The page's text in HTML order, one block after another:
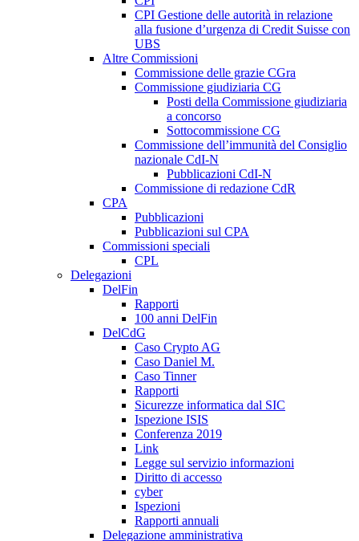
CPI Gestione delle autorità in relazione
alla fusione d’urgenza di Credit Suisse con
UBS
Altre Commissioni
Commissione delle grazie CGra
Commissione giudiziaria CG
Posti della Commissione giudiziaria
a concorso
Sottocommissione CG
Commissione dell’immunità del Consiglio
nazionale CdI-N
Pubblicazioni CdI-N
Commissione di redazione CdR
CPA
Pubblicazioni
Pubblicazioni sul CPA
Commissioni speciali
CPL
Delegazioni
DelFin
Rapporti
100 anni DelFin
DelCdG
Caso Crypto AG
Caso Daniel M.
Caso Tinner
Rapporti
Sicurezze informatica dal SIC
Ispezione ISIS
Conferenza 2019
Link
Legge sul servizio informazioni
Diritto di accesso
cyber
Ispezioni
Rapporti annuali
Delegazione amministrativa